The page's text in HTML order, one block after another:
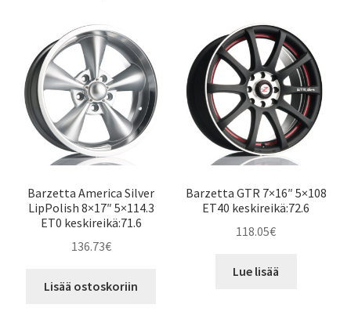
Barzetta America Silver
LipPolish 8×17″ 5×114.3
ET0 keskireikä:71.6
136.73€
Lisää ostoskoriin
Barzetta GTR 7×16″ 5×108
ET40 keskireikä:72.6
118.05€
Lue lisää